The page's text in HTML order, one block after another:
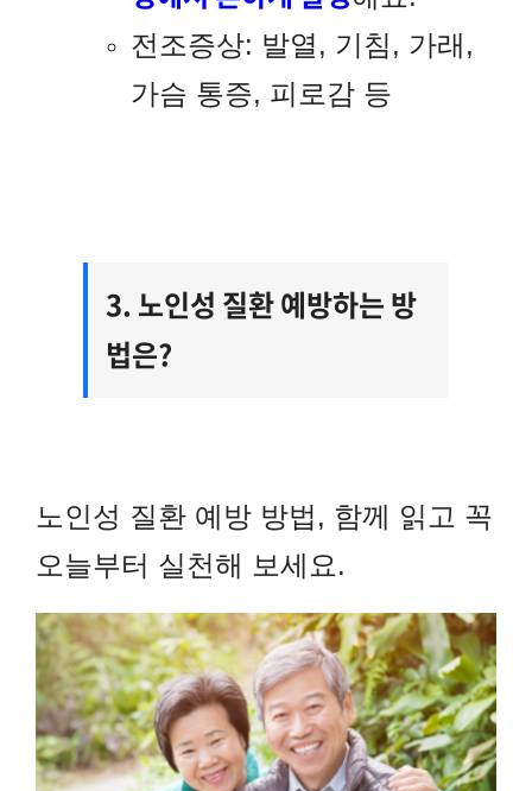
전조증상: 발열, 기침, 가래,
가슴 통증, 피로감 등
3. 노인성 질환 예방하는 방
법은?
노인성 질환 예방 방법, 함께 읽고 꼭
오늘부터 실천해 보세요.